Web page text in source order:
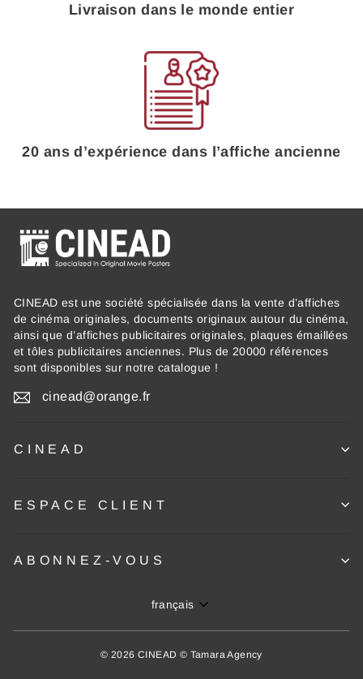
Livraison dans le monde entier
20 ans d’expérience dans l’affiche ancienne
CINEAD est une société spécialisée dans la vente d’affiches
de cinéma originales, documents originaux autour du cinéma,
ainsi que d’affiches publicitaires originales, plaques émaillées
et tôles publicitaires anciennes. Plus de 20000 références
sont disponibles sur notre catalogue !
cinead@orange.fr
CINEAD
ESPACE CLIENT
ABONNEZ-VOUS
Langue
français
© 2026 CINEAD © Tamara Agency